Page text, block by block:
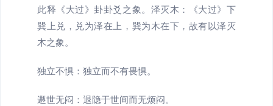
此释《大过》卦卦爻之象。泽灭木：《大过》下
巽上兑，兑为泽在上，巽为木在下，故有以泽灭
木之象。
独立不惧：独立而不有畏惧。
遯世无闷：退隐于世间而无烦闷。